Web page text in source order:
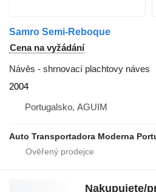
Samro Semi-Reboque
Cena na vyžádání
Návěs - shrnovací plachtovy náves
2004
Portugalsko, AGUIM
Auto Transportadora Moderna
Nakupujete/